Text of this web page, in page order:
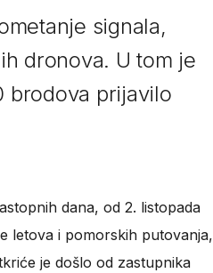
signala,
dronova. U tom je
brodova prijavilo
dana, od 2. listopada
letova i pomorskih putovanja,
je došlo od zastupnika